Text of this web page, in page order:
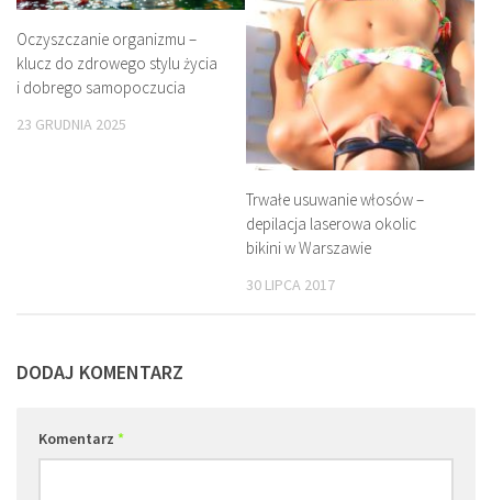
Oczyszczanie organizmu –
klucz do zdrowego stylu życia
i dobrego samopoczucia
23 GRUDNIA 2025
Trwałe usuwanie włosów –
depilacja laserowa okolic
bikini w Warszawie
30 LIPCA 2017
DODAJ KOMENTARZ
Komentarz *